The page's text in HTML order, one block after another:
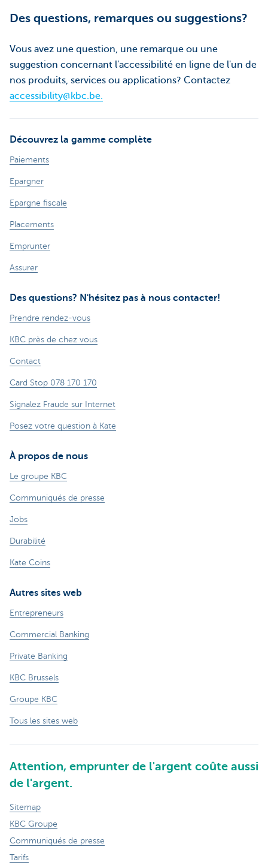
Des questions, remarques ou suggestions?
Vous avez une question, une remarque ou une
suggestion concernant l'accessibilité en ligne de l'un de
nos produits, services ou applications? Contactez
accessibility@kbc.be.
Découvrez la gamme complète
Paiements
Epargner
Epargne fiscale
Placements
Emprunter
Assurer
Des questions? N'hésitez pas à nous contacter!
Prendre rendez-vous
KBC près de chez vous
Contact
Card Stop 078 170 170
Signalez Fraude sur Internet
Posez votre question à Kate
À propos de nous
Le groupe KBC
Communiqués de presse
Jobs
Durabilité
Kate Coins
Autres sites web
Entrepreneurs
Commercial Banking
Private Banking
KBC Brussels
Groupe KBC
Tous les sites web
Attention, emprunter de l'argent coûte aussi
de l'argent.
Sitemap
KBC Groupe
Communiqués de presse
Tarifs